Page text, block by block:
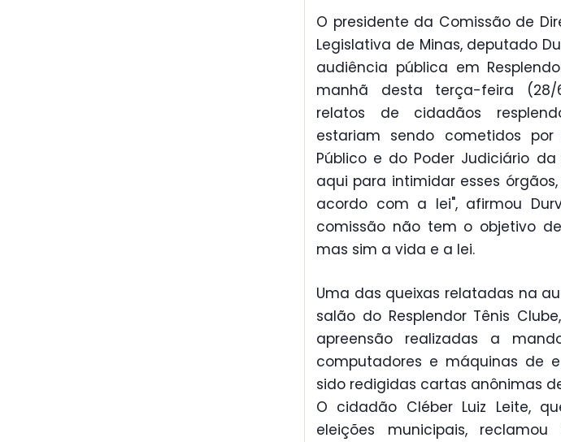
O presidente da Comissão de
Legislativa de Minas, deputado
audiência pública em
manhã desta terça-feira
relatos de cidadãos
estariam sendo cometidos por
Público e do Poder Judiciário
aqui para intimidar esses
acordo com a lei", afirmou
comissão não tem o objetivo
mas sim a vida e a lei.
Uma das queixas relatadas na
salão do Resplendor Tênis
apreensão realizadas a
computadores e máquinas de
sido redigidas cartas anônimas
O cidadão Cléber Luiz Leite,
eleições municipais,